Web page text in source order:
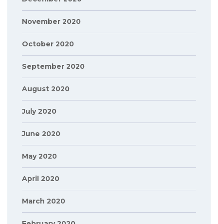
November 2020
October 2020
September 2020
August 2020
July 2020
June 2020
May 2020
April 2020
March 2020